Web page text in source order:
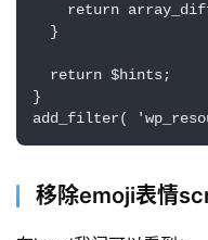
圈
return
  }
  return $hints;
}
add_filter(
移除emoji表情